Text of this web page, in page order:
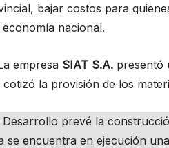
bajar costos para
nacional.
empresa SIAT S.A. presentó
cotizó la provisión de los
prevé la
se encuentra en ejecución